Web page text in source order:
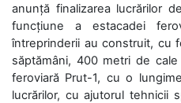
anunță finalizarea lucrărilor
funcțiune a estacadei
întreprinderii au construit, cu
săptămâni, 400 metri de
feroviară Prut-1, cu o
lucrărilor, cu ajutorul tehnicii